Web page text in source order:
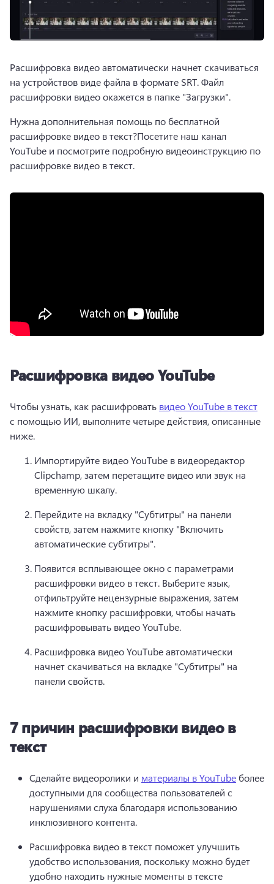
Расшифровка видео автоматически начнет скачиваться
на устройствов виде файла в формате SRT. Файл
расшифровки видео окажется в папке "Загрузки".
Нужна дополнительная помощь по бесплатной
расшифровке видео в текст?Посетите наш канал
YouTube и посмотрите подробную видеоинструкцию по
расшифровке видео в текст.
Расшифровка видео YouTube
Чтобы узнать, как расшифровать видео YouTube в текст
с помощью ИИ, выполните четыре действия, описанные
ниже.
Импортируйте видео YouTube в видеоредактор
Clipchamp, затем перетащите видео или звук на
временную шкалу.
Перейдите на вкладку "Субтитры" на панели
свойств, затем нажмите кнопку "Включить
автоматические субтитры".
Появится всплывающее окно с параметрами
расшифровки видео в текст. Выберите язык,
отфильтруйте нецензурные выражения, затем
нажмите кнопку расшифровки, чтобы начать
расшифровывать видео YouTube.
Расшифровка видео YouTube автоматически
начнет скачиваться на вкладке "Субтитры" на
панели свойств.
7 причин расшифровки видео в
текст
Сделайте видеоролики и материалы в YouTube более
доступными для сообщества пользователей с
нарушениями слуха благодаря использованию
инклюзивного контента.
Расшифровка видео в текст поможет улучшить
удобство использования, поскольку можно будет
удобно находить нужные моменты в тексте